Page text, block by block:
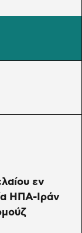
εν
ΗΠΑ-Ιράν